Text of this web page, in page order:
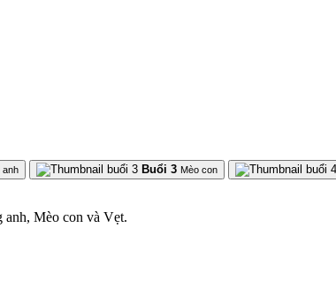
anh Buổi 3 Mèo con
anh, Mèo con và Vẹt.